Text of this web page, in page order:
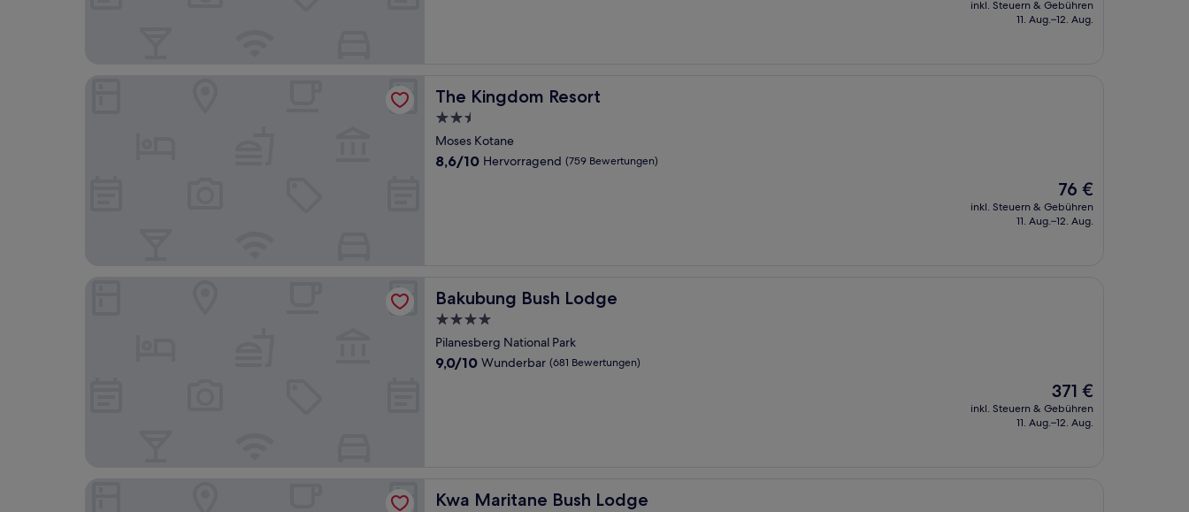
beträgt
inkl. Steuern & Gebühren
11. Aug.–12. Aug.
The Kingdom Resort
The Kingdom Resort
2.5-
Sterne-
Unterkunft
Moses Kotane
8.6
8,6/10 Hervorragend (759 Bewertungen)
Der
Preis
beträgt
76 €
inkl. Steuern & Gebühren
11. Aug.–12. Aug.
Bakubung Bush Lodge
Bakubung Bush Lodge
4.0-
Sterne-
Unterkunft
Pilanesberg National Park
9.0
9,0/10 Wunderbar (681 Bewertungen)
Der
Preis
beträgt
371 €
inkl. Steuern & Gebühren
11. Aug.–12. Aug.
Kwa Maritane Bush Lodge
Kwa Maritane Bush Lodge